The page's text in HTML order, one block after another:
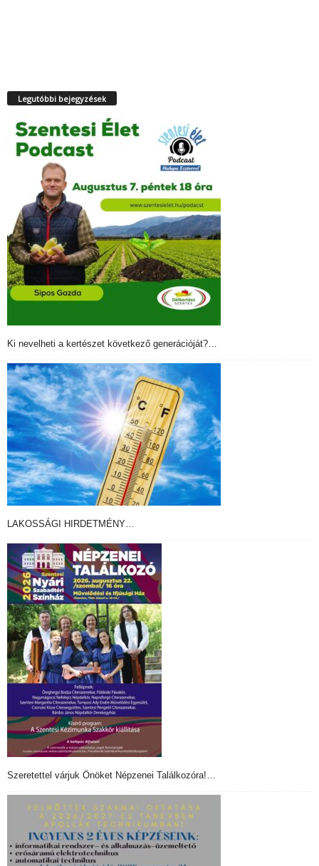
Legutóbbi bejegyzések
Ki nevelheti a kertészet következő generációját?…
LAKOSSÁGI HIRDETMÉNY…
Szeretettel várjuk Önöket Népzenei Találkozóra!…